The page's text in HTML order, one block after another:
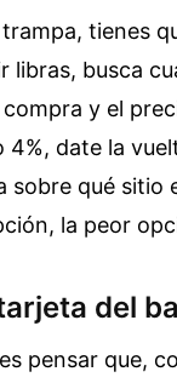
tienes
libras, busca
y el
4%, date la
sobre qué sitio
la peor
del
pensar que,